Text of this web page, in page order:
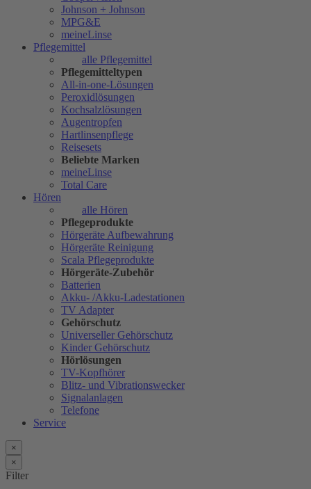
Johnson + Johnson
MPG&E
meineLinse
Pflegemittel
alle Pflegemittel
Pflegemitteltypen
All-in-one-Lösungen
Peroxidlösungen
Kochsalzlösungen
Augentropfen
Hartlinsenpflege
Reisesets
Beliebte Marken
meineLinse
Total Care
Hören
alle Hören
Pflegeprodukte
Hörgeräte Aufbewahrung
Hörgeräte Reinigung
Scala Pflegeprodukte
Hörgeräte-Zubehör
Batterien
Akku- /Akku-Ladestationen
TV Adapter
Gehörschutz
Universeller Gehörschutz
Kinder Gehörschutz
Hörlösungen
TV-Kopfhörer
Blitz- und Vibrationswecker
Signalanlagen
Telefone
Service
×
×
Filter